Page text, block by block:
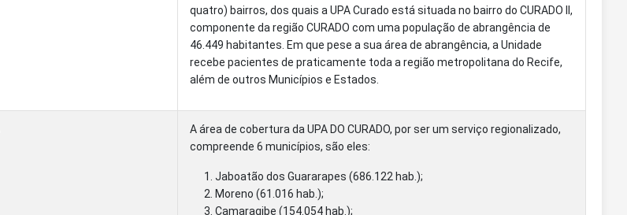
quatro) bairros, dos quais a UPA Curado está situada no bairro do CURADO II,
componente da região CURADO com uma população de abrangência de
46.449 habitantes. Em que pese a sua área de abrangência, a Unidade
recebe pacientes de praticamente toda a região metropolitana do Recife,
além de outros Municípios e Estados.
A área de cobertura da UPA DO CURADO, por ser um serviço regionalizado,
compreende 6 municípios, são eles:
Jaboatão dos Guararapes (686.122 hab.);
Moreno (61.016 hab.);
Camaragibe (154.054 hab.);